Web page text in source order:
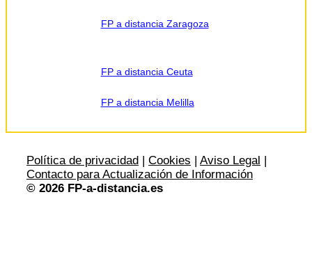
FP a distancia Zaragoza
FP a distancia Ceuta
FP a distancia Melilla
Política de privacidad Cookies Aviso Legal
Contacto para Actualización de Información
© 2026 FP-a-distancia.es